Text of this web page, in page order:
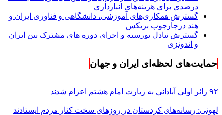
درصدی برای هزینه‌های انبارداری
گسترش همکاری‌های آموزشی، دانشگاهی و فناوری ایران و
هند درچارچوب بریکس
گسترش تبادل بورسیه و اجرای دوره های مشترک بین ایران
و اندونزی
حمایت‌های لحظه‌ای ایران و جهان
۹۲ زائر اولی آبادانی به زیارت امام هشتم اعزام شدند
لهونی: رسانه‌های کردستان در روزهای سخت کنار مردم ایستادند